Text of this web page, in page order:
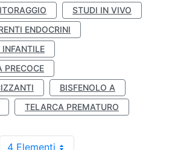
STUDI IN VIVO
ENDOCRINI
INFANTILE
PRECOCE
BISFENOLO A
TELARCA PREMATURO
4 Elementi